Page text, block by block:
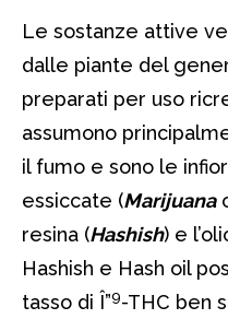
Le sostanze attive
dalle piante del
preparati per uso
assumono
il fumo e sono le
essiccate (Marijuana
resina (Hashish) e
Hashish e Hash oil
tasso di Î”9-THC ben